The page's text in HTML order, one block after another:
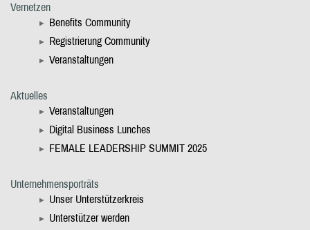
Vernetzen
Benefits Community
Registrierung Community
Veranstaltungen
Aktuelles
Veranstaltungen
Digital Business Lunches
FEMALE LEADERSHIP SUMMIT 2025
Unternehmensporträts
Unser Unterstützerkreis
Unterstützer werden